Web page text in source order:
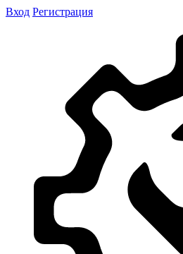
Вход Регистрация